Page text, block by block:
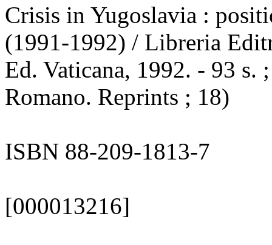
Crisis in Yugoslavia :
(1991-1992) / Libreria
Ed. Vaticana, 1992. - 93 s.
Romano. Reprints ; 18)
ISBN 88-209-1813-7
[000013216]